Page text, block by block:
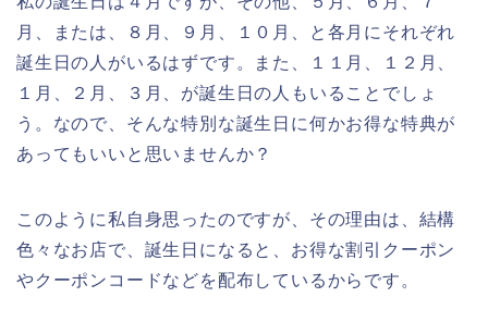
月、または、８月、９月、１０月、と各月にそれぞれ
誕生日の人がいるはずです。また、１１月、１２月、
１月、２月、３月、が誕生日の人もいることでしょ
う。なので、そんな特別な誕生日に何かお得な特典が
あってもいいと思いませんか？
このように私自身思ったのですが、その理由は、結構
色々なお店で、誕生日になると、お得な割引クーポン
やクーポンコードなどを配布しているからです。